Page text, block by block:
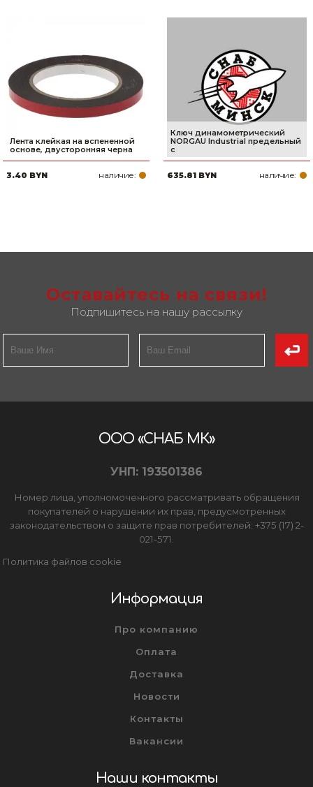
Лента клейкая на вспененной
основе, двусторонняя черна
3.40 BYN наличие:
Ключ динамометрический
NORGAU Industrial предельный
с
635.81 BYN наличие:
Оставайтесь на связи!
Подпишитесь на нашу рассылку
ООО «СНАБ МК»
УНП: 193501386
Номер лица, уполномоченного рассматривать обращения
покупателей о нарушении их прав, предусмотренных
законодательством о защите прав потребителей: +375 (17) 2-
021-571.
Политика файлов cookie
Информация
Про компанию
Оплата
Доставка
Новости
Контакты
Вакансии
Наши контакты